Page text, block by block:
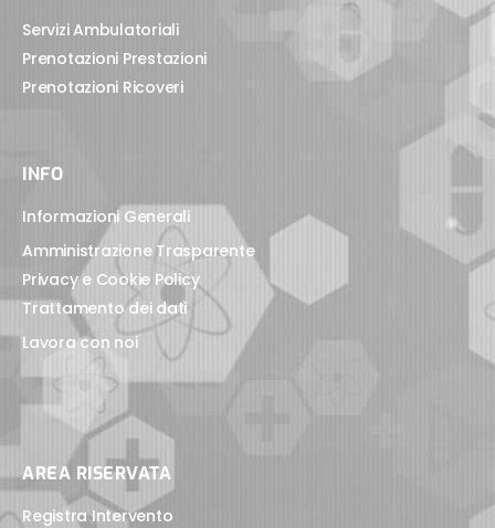
Servizi Ambulatoriali
Prenotazioni Prestazioni
Prenotazioni Ricoveri
INFO
Informazioni Generali
Amministrazione Trasparente
Privacy e Cookie Policy
Trattamento dei dati
Lavora con noi
AREA RISERVATA
Registra Intervento